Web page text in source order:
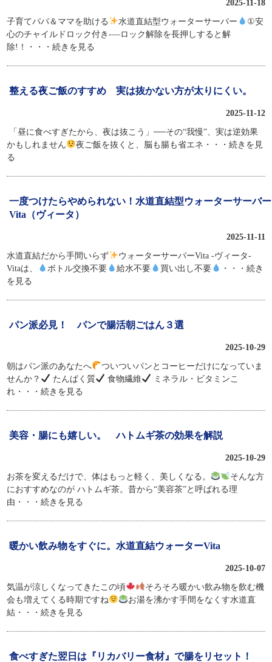
2025-11-18
子育てパパ＆ママを助ける 水道直結型ウォーターサーバー
①安
心のチャイルドロック付き-—ロック解除を長押しすると解
除!！
・・・続きを見る
整える夜ご飯のすすめ 実は抜かない方が太りにくい。
2025-11-12
「昼に食べすぎたから、夜は抜こう」──その“我慢”、実は逆効果
かもしれません
夜ご飯を抜くと、脳も腸も省エネ ・・・続きを見
る
一度つけたらやめられない！水道直結型ウォーターサーバー
Vita（ヴィータ）
2025-11-11
水道直結だから手間いらず
ウォーターサーバーVita -ヴィータ-
Vitaは、
ボトル交換不要 給水不要 買い出し不要
・・・続き
を見る
パン派必見！ パンで腸活朝ごはん３選
2025-10-29
朝はパン派のあなたへ
ついついパンとコーヒーだけになっていま
せんか？
たんぱく質 食物繊維
ミネラル・ビタミンこ
れ ・・・続きを見る
美容・腸にも嬉しい。 ハトムギ茶の効果を解説
2025-10-29
お茶を変えるだけで、体はもっと軽く、美しくなる。
そんな方
におすすめなのが ハトムギ茶。昔から“美容茶”と呼ばれる理
由 ・・・続きを見る
暖かい飲み物をすぐに。水道直結ウォーターVita
2025-10-07
気温が涼しくなってきたこの頃
そろそろ暖かい飲み物を飲む機
会も増えてくる時期ですね
お湯を沸かす手間をなくす水道直
結 ・・・続きを見る
食べすぎた翌日は『リカバリー食材』で腸をリセット！